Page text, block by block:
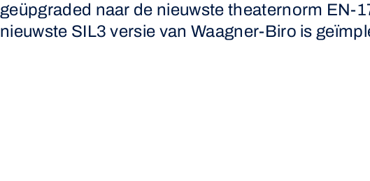
geüpgraded naar de nieuwste theaternorm EN-
nieuwste SIL3 versie van Waagner-Biro is